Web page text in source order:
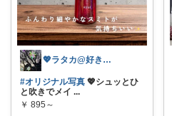
💖ラタカ@好きなもので暮らしたい💖
#オリジナル写真 💖シュッとひ
と吹きでメイ ...
￥ 895～